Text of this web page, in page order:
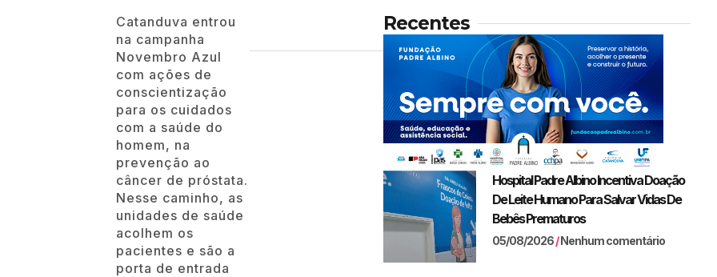
Catanduva entrou
na campanha
Novembro Azul
com ações de
conscientização
para os cuidados
com a saúde do
homem, na
prevenção ao
câncer de próstata.
Nesse caminho, as
unidades de saúde
acolhem os
pacientes e são a
porta de entrada
Recentes
Hospital Padre Albino Incentiva Doação
De Leite Humano Para Salvar Vidas De
Bebês Prematuros
05/08/2026 Nenhum comentário